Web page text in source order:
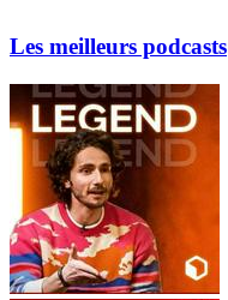
Les meilleurs podcasts